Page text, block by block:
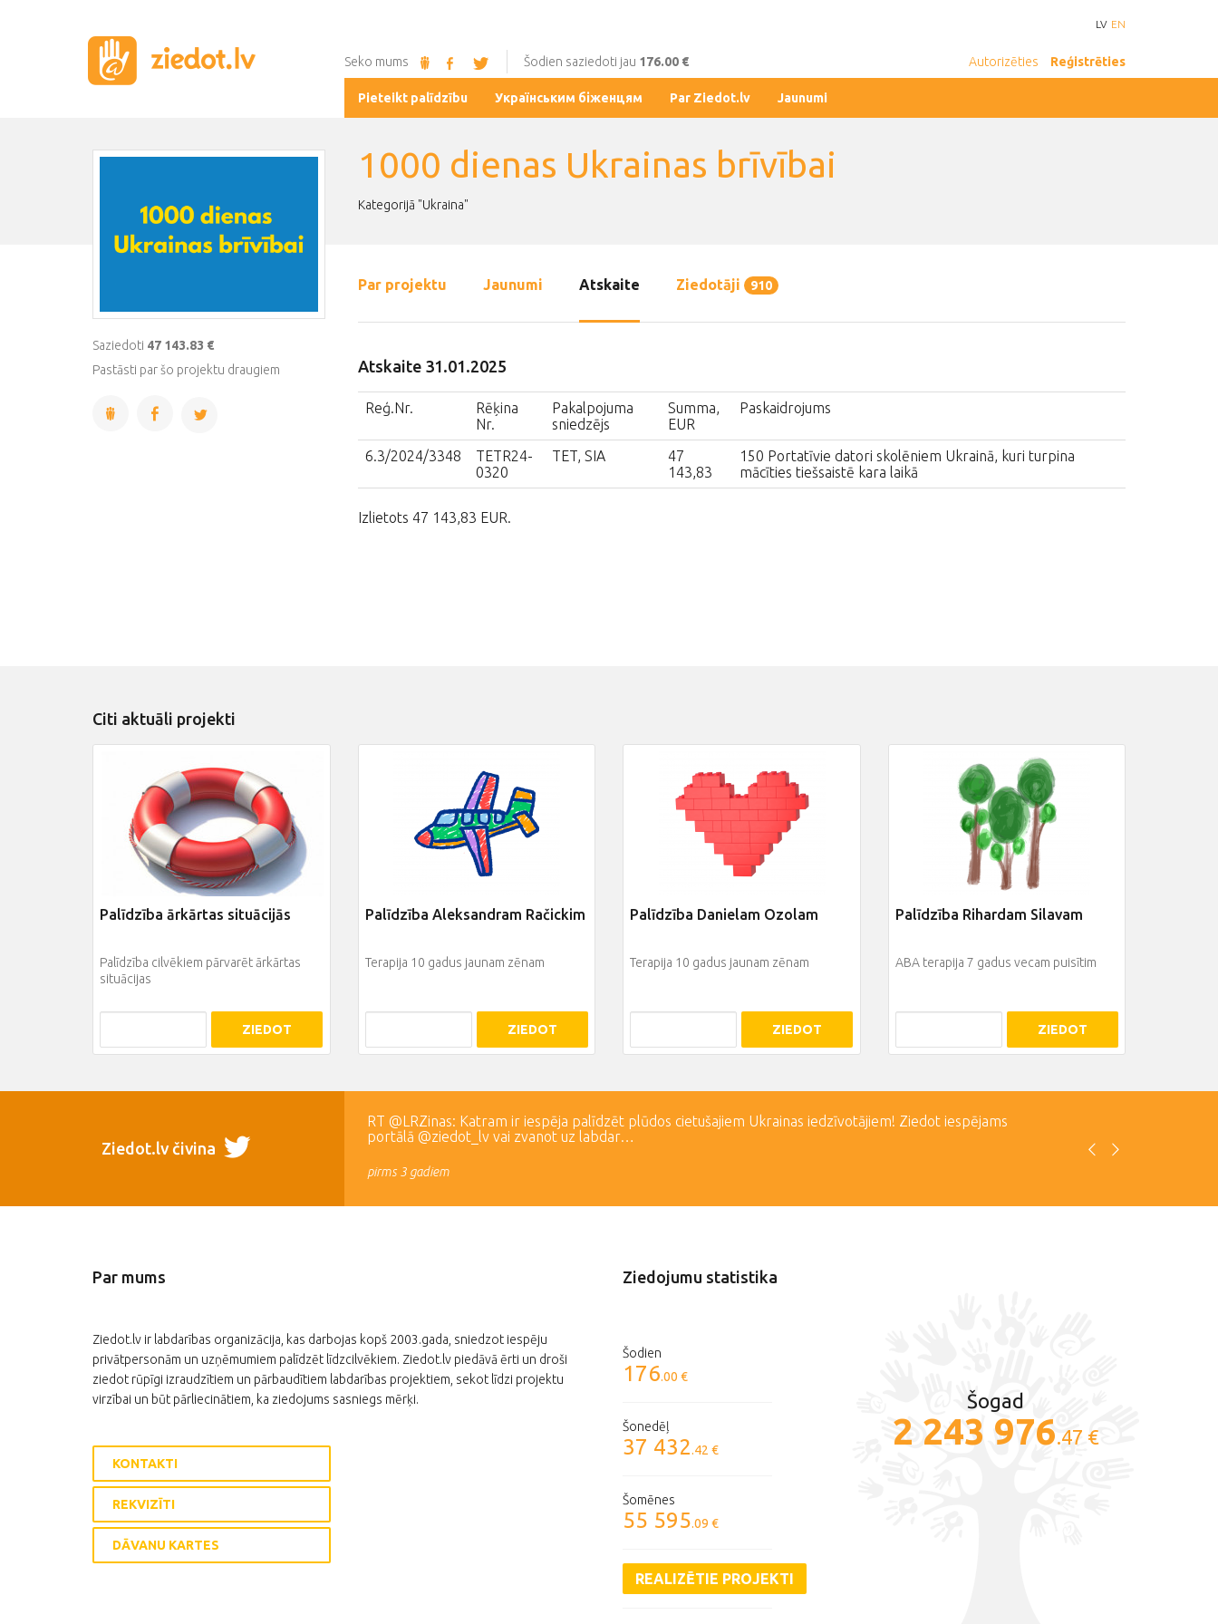
LV EN
Seko mums Šodien saziedoti jau 176.00 € Autorizēties Reģistrēties
Pieteikt palīdzību Українським біженцям Par Ziedot.lv Jaunumi
1000 dienas Ukrainas brīvībai
Kategorijā "Ukraina"
Saziedoti 47 143.83 €
Pastāsti par šo projektu draugiem
Par projektu Jaunumi Atskaite Ziedotāji 910
Atskaite 31.01.2025
Reģ.Nr.
Rēķina
Nr.
Pakalpojuma
sniedzējs
Summa,
EUR
Paskaidrojums
6.3/2024/3348
TETR24-
0320
TET, SIA
47
143,83
150 Portatīvie datori skolēniem Ukrainā, kuri turpina
mācīties tiešsaistē kara laikā
Izlietots 47 143,83 EUR.
Citi aktuāli projekti
Palīdzība ārkārtas situācijās
Palīdzība cilvēkiem pārvarēt ārkārtas
situācijas
ZIEDOT
Palīdzība Aleksandram Račickim
Terapija 10 gadus jaunam zēnam
ZIEDOT
Palīdzība Danielam Ozolam
Terapija 10 gadus jaunam zēnam
ZIEDOT
Palīdzība Rihardam Silavam
ABA terapija 7 gadus vecam puisītim
ZIEDOT
Ziedot.lv čivina
RT @LRZinas: Katram ir iespēja palīdzēt plūdos cietušajiem Ukrainas iedzīvotājiem! Ziedot iespējams
portālā @ziedot_lv vai zvanot uz labdar…
pirms 3 gadiem
Par mums
Ziedot.lv ir labdarības organizācija, kas darbojas kopš 2003.gada, sniedzot iespēju
privātpersonām un uzņēmumiem palīdzēt līdzcilvēkiem. Ziedot.lv piedāvā ērti un droši
ziedot rūpīgi izraudzītiem un pārbaudītiem labdarības projektiem, sekot līdzi projektu
virzībai un būt pārliecinātiem, ka ziedojums sasniegs mērķi.
KONTAKTI
REKVIZĪTI
DĀVANU KARTES
Ziedojumu statistika
Šodien
176.00 €
Šonedēļ
37 432.42 €
Šomēnes
55 595.09 €
REALIZĒTIE PROJEKTI
Šogad
2 243 976.47 €